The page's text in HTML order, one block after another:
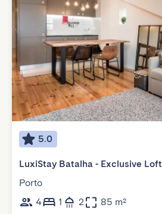
5.0
LuxiStay Batalha - Exclusive Loft
Porto
4
1 2 85 m²